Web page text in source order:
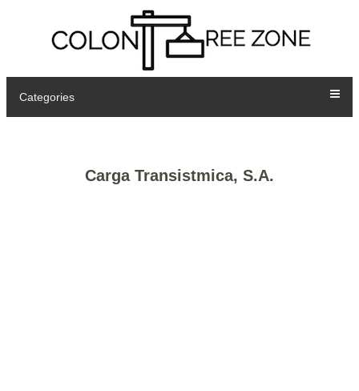
Categories
Carga Transistmica, S.A.